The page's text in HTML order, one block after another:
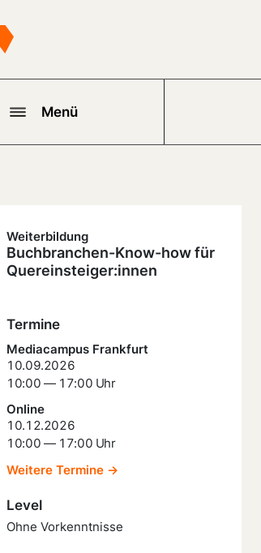
Menü
Weiterbildung
Buchbranchen-Know-how für
Quereinsteiger:innen
Termine
Mediacampus Frankfurt
10.09.2026
10:00 — 17:00 Uhr
Online
10.12.2026
10:00 — 17:00 Uhr
Weitere Termine →
Level
Ohne Vorkenntnisse